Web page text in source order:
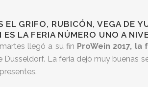
EL GRIFO, RUBICÓN, VEGA DE
ES LA FERIA NÚMERO UNO A
llegó a su fin ProWein 2017,
Düsseldorf. La feria dejó muy buenas